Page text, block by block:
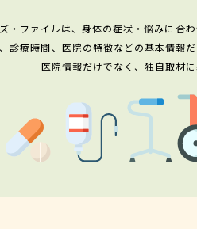
・ファイルは、身体の症状・悩みに合
診療時間、医院の特徴などの基本情報
医院情報だけでなく、独自取材